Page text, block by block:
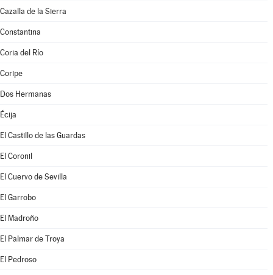
Cazalla de la Sierra
Constantina
Coria del Río
Coripe
Dos Hermanas
Écija
El Castillo de las Guardas
El Coronil
El Cuervo de Sevilla
El Garrobo
El Madroño
El Palmar de Troya
El Pedroso